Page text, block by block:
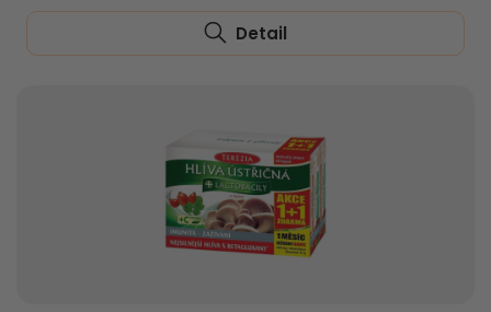
Detail